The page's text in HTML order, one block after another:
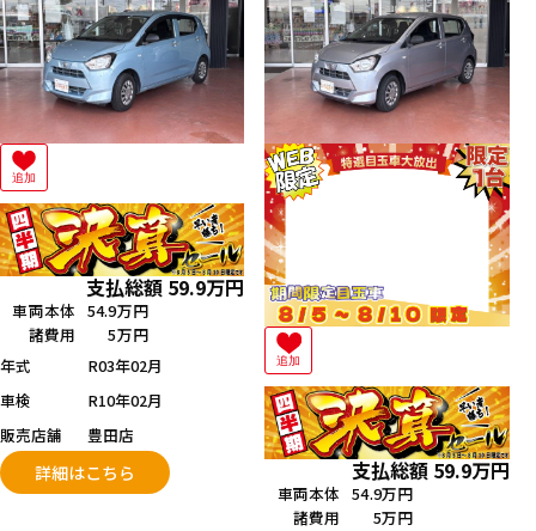
追加
支払総額 59.9万円
車両本体 54.9万円
諸費用
5万円
年式
R03年02月
車検
R10年02月
販売店舗
豊田店
詳細はこちら
追加
支払総額 59.9万円
車両本体 54.9万円
諸費用
5万円